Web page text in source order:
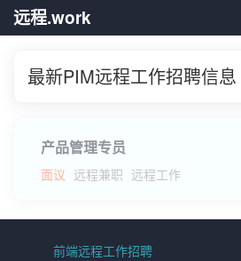
远程.work
最新PIM远程工作招聘信息
产品管理专员
面议 远程兼职 远程工作
前端远程工作招聘